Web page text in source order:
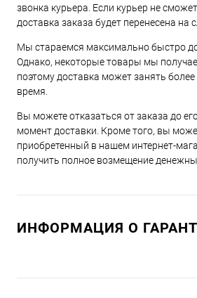
звонка курьера. Если курьер не
доставка заказа будет перенесена на
Мы стараемся максимально быстро
Однако, некоторые товары мы
поэтому доставка может занять
время.
Вы можете отказаться от заказа до
момент доставки. Кроме того, вы
приобретенный в нашем интернет-
получить полное возмещение
ИНФОРМАЦИЯ О